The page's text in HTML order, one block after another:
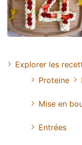
Explorer les
Proteine
Mise en
Entrées